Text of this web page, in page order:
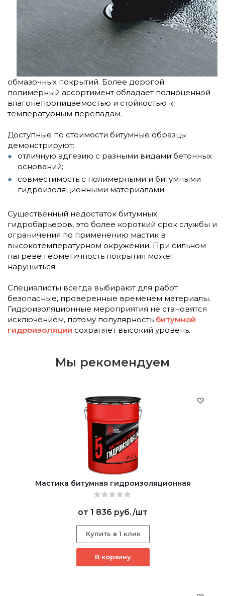
обмазочных покрытий. Более дорогой
полимерный ассортимент обладает полноценной
влагонепроницаемостью и стойкостью к
температурным перепадам.
Доступные по стоимости битумные образцы
демонстрируют:
отличную адгезию с разными видами бетонных
оснований;
совместимость с полимерными и битумными
гидроизоляционными материалами.
Существенный недостаток битумных
гидробарьеров, это более короткий срок службы и
ограничения по применению мастик в
высокотемпературном окружении. При сильном
нагреве герметичность покрытия может
нарушиться.
Специалисты всегда выбирают для работ
безопасные, проверенные временем материалы.
Гидроизоляционные мероприятия не становятся
исключением, потому популярность битумной
гидроизоляции сохраняет высокий уровень.
Мы рекомендуем
Мастика битумная гидроизоляционная
от 1 836 руб./шт
Купить в 1 клик
В корзину